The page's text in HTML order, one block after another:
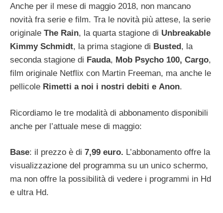
Anche per il mese di maggio 2018, non mancano
novità fra serie e film. Tra le novità più attese, la serie
originale The Rain, la quarta stagione di Unbreakable
Kimmy Schmidt, la prima stagione di Busted , la
seconda stagione di Fauda, Mob Psycho 100, Cargo,
film originale Netflix con Martin Freeman, ma anche le
pellicole Rimetti a noi i nostri debiti e Anon.
Ricordiamo le tre modalità di abbonamento disponibili
anche per l’attuale mese di maggio:
Base: il prezzo è di 7,99 euro. L’abbonamento offre la
visualizzazione del programma su un unico schermo,
ma non offre la possibilità di vedere i programmi in Hd
e ultra Hd.